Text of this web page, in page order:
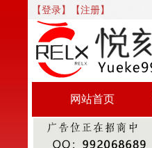
【登录】 【注册】
网站首页